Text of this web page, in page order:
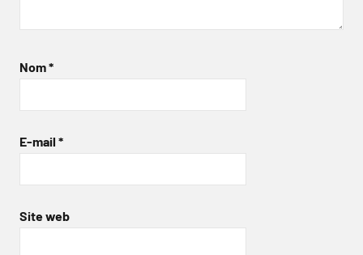
Nom*
E-mail *
Site web